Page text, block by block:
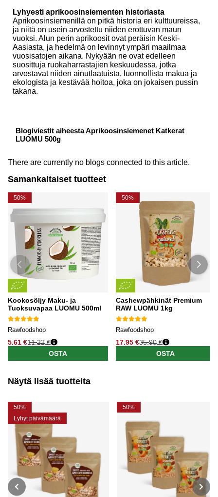
Lyhyesti aprikoosinsiementen historiasta
Aprikoosinsiemenillä on pitkä historia eri kulttuureissa,
ja niitä on usein arvostettu niiden erottuvan maun
vuoksi. Alun perin aprikoosit ovat peräisin Keski-
Aasiasta, ja hedelmä on levinnyt ympäri maailmaa
vuosisatojen aikana. Nykyään ne ovat edelleen
suosittuja ruokaharrastajien keskuudessa, jotka
arvostavat niiden ainutlaatuista, luonnollista makua ja
ekologista ja kestävää hoitoa, joka on jokaisen pussin
takana.
Blogiviestit aiheesta Aprikoosinsiemenet Katkerat
LUOMU 500g
There are currently no blogs connected to this article.
Samankaltaiset tuotteet
50%
Kookosöljy Maku- ja
Tuoksuvapaa LUOMU 500ml
Rawfoodshop
5.61 €11.22 €
OSTA
50%
Cashewpähkinät Premium
RAW LUOMU 1kg
Rawfoodshop
17.95 €35.90 €
OSTA
Näytä lisää tuotteita
50%
Lyhyt päivämäärä
50%